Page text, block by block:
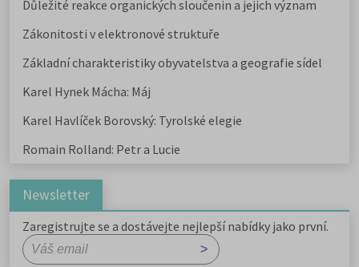
Důležité reakce organických sloučenin a jejich význam
Zákonitosti v elektronové struktuře
Základní charakteristiky obyvatelstva a geografie sídel
Karel Hynek Mácha: Máj
Karel Havlíček Borovský: Tyrolské elegie
Romain Rolland: Petr a Lucie
Newsletter
Zaregistrujte se a dostávejte nejlepší nabídky jako první.